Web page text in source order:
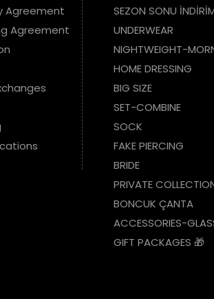
Agreement
Agreement
SEZON SONU
UNDERWEAR
NIGHTWEIGHT-
HOME DRESSING
BIG SIZE
SET-COMBINE
SOCK
FAKE PIERCING
BRIDE
PRIVATE
BONCUK ÇANTA
ACCESSORIES-
GIFT PACKAGES 🎁